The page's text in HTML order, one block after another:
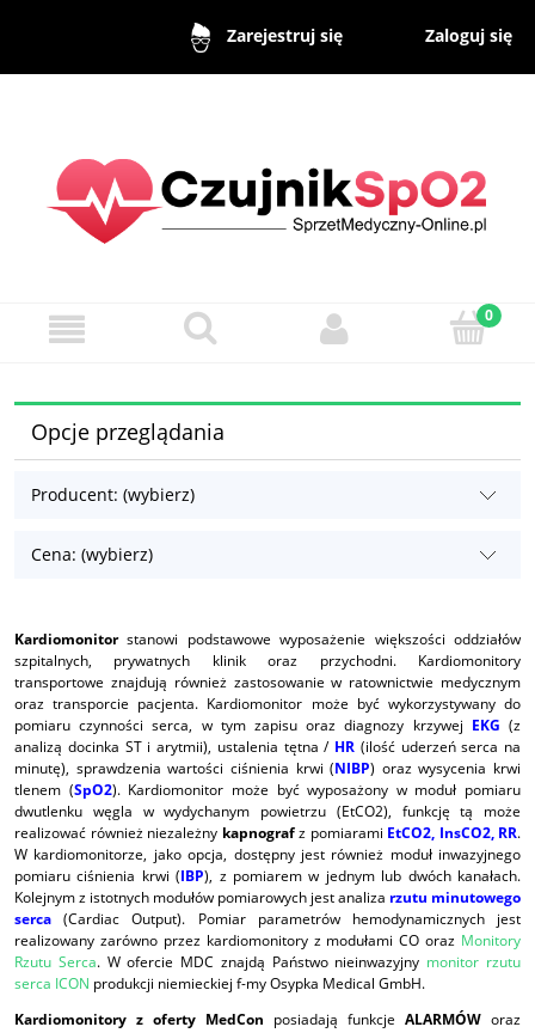
Zarejestruj się Zaloguj się
Opcje przeglądania
Producent: (wybierz)
Cena: (wybierz)
Kardiomonitorstanowi podstawowe wyposażenie większości oddziałów
szpitalnych, prywatnych klinik oraz przychodni. Kardiomonitory
transportowe znajdują również zastosowanie w ratownictwie medycznym
oraz transporcie pacjenta. Kardiomonitor może być wykorzystywany do
pomiaru czynności serca, w tym zapisu oraz diagnozy krzywej EKG (z
analizą docinka ST i arytmii), ustalenia tętna / HR (ilość uderzeń serca na
minutę), sprawdzenia wartości ciśnienia krwi (NIBP) oraz wysycenia krwi
tlenem (SpO2). Kardiomonitor może być wyposażony w moduł pomiaru
dwutlenku węgla w wydychanym powietrzu (EtCO2), funkcję tą może
realizować również niezależny kapnografz pomiarami EtCO2, InsCO2, RR.
W kardiomonitorze, jako opcja, dostępny jest również moduł inwazyjnego
pomiaru ciśnienia krwi (IBP), z pomiarem w jednym lub dwóch kanałach.
Kolejnym z istotnych modułów pomiarowych jest analiza rzutu minutowego
serca (Cardiac Output). Pomiar parametrów hemodynamicznych jest
realizowany zarówno przez kardiomonitory z modułami CO oraz Monitory
Rzutu Serca. W ofercie MDC znajdą Państwo nieinwazyjny monitor rzutu
serca ICON produkcji niemieckiej f-my Osypka Medical GmbH.
Kardiomonitory z oferty MedCon posiadają funkcje ALARMÓW oraz